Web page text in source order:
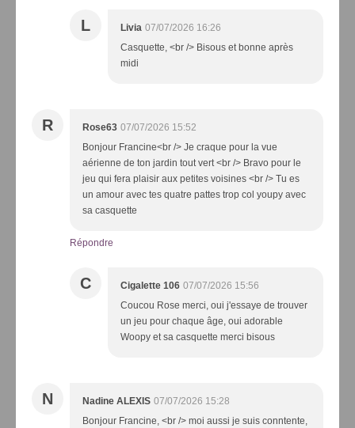
L Livia 07/07/2026 16:26
Casquette, <br /> Bisous et bonne après
midi
R Rose63 07/07/2026 15:52
Bonjour Francine<br /> Je craque pour la vue
aérienne de ton jardin tout vert <br /> Bravo pour le
jeu qui fera plaisir aux petites voisines <br /> Tu es
un amour avec tes quatre pattes trop col youpy avec
sa casquette
Répondre
C Cigalette 106 07/07/2026 15:56
Coucou Rose merci, oui j'essaye de trouver
un jeu pour chaque âge, oui adorable
Woopy et sa casquette merci bisous
N Nadine ALEXIS 07/07/2026 15:28
Bonjour Francine, <br /> moi aussi je suis conntente,